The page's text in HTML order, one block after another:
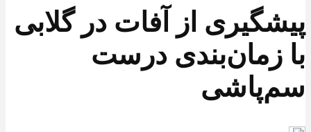
پیشگیری از آفات در گلابی
با زمان‌بندی درست
سم‌پاشی